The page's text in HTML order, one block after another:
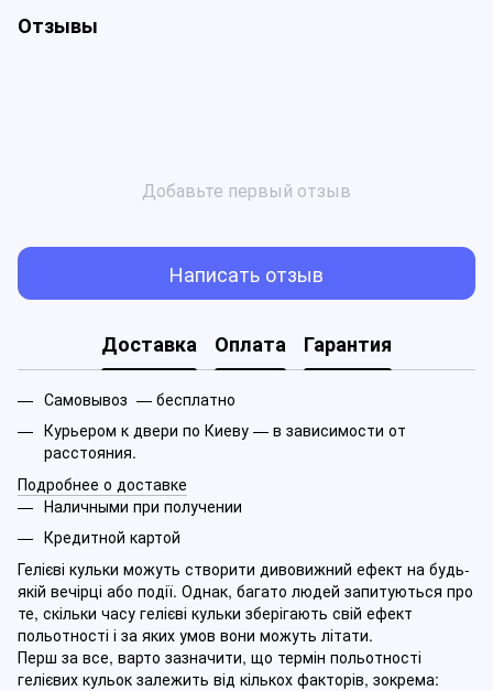
Отзывы
Добавьте первый отзыв
Написать отзыв
Доставка Оплата Гарантия
Самовывоз — бесплатно
Курьером к двери по Киеву — в зависимости от
расстояния.
Подробнее о доставке
Наличными при получении
Кредитной картой
Гелієві кульки можуть створити дивовижний ефект на будь-
якій вечірці або події. Однак, багато людей запитуються про
те, скільки часу гелієві кульки зберігають свій ефект
польотності і за яких умов вони можуть літати.
Перш за все, варто зазначити, що термін польотності
гелієвих кульок залежить від кількох факторів, зокрема: